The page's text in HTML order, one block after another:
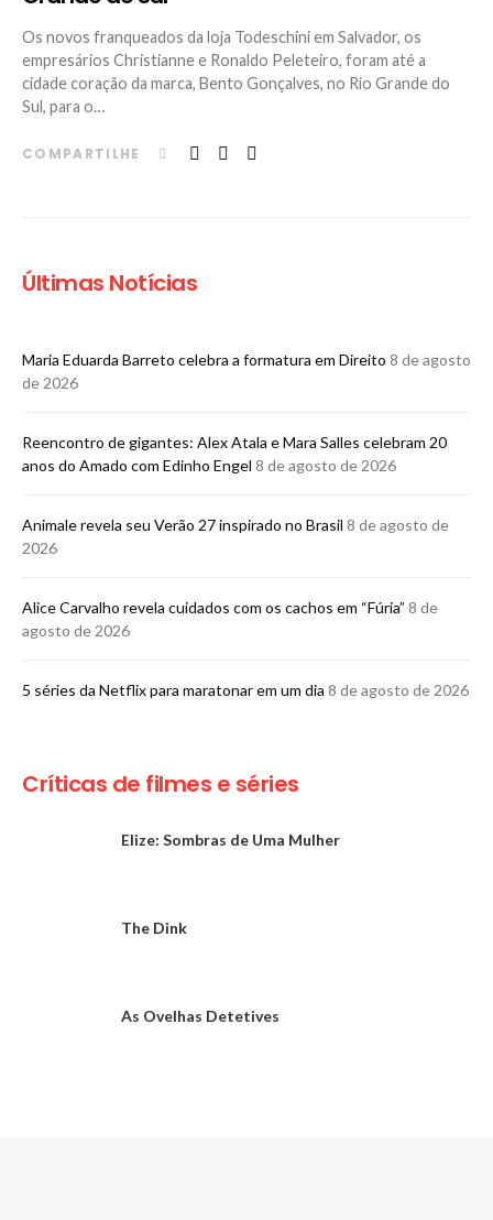
Os novos franqueados da loja Todeschini em Salvador, os
empresários Christianne e Ronaldo Peleteiro, foram até a
cidade coração da marca, Bento Gonçalves, no Rio Grande do
Sul, para o…
COMPARTILHE
Últimas Notícias
Maria Eduarda Barreto celebra a formatura em Direito 8 de agosto
de 2026
Reencontro de gigantes: Alex Atala e Mara Salles celebram 20
anos do Amado com Edinho Engel 8 de agosto de 2026
Animale revela seu Verão 27 inspirado no Brasil 8 de agosto de
2026
Alice Carvalho revela cuidados com os cachos em “Fúria” 8 de
agosto de 2026
5 séries da Netflix para maratonar em um dia 8 de agosto de 2026
Críticas de filmes e séries
Elize: Sombras de Uma Mulher
The Dink
As Ovelhas Detetives